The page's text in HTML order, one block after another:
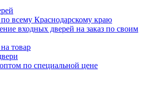
по всему Краснодарскому краю
входных дверей на заказ по своим
товар
по специальной цене